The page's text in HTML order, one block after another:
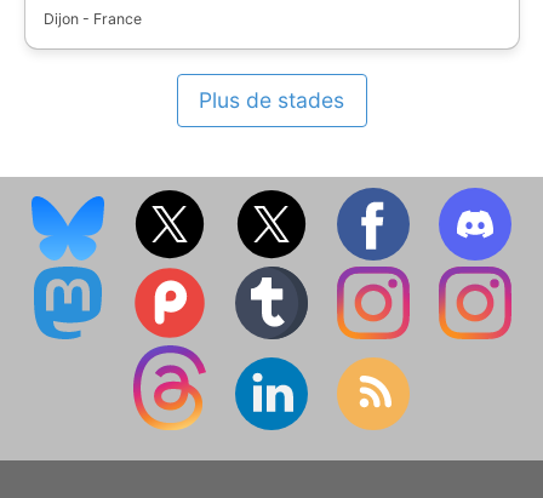
Dijon - France
Plus de stades